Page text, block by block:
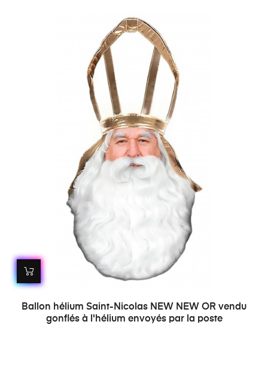
Ballon hélium Saint-Nicolas NEW NEW OR vendu
gonflés à l'hélium envoyés par la poste